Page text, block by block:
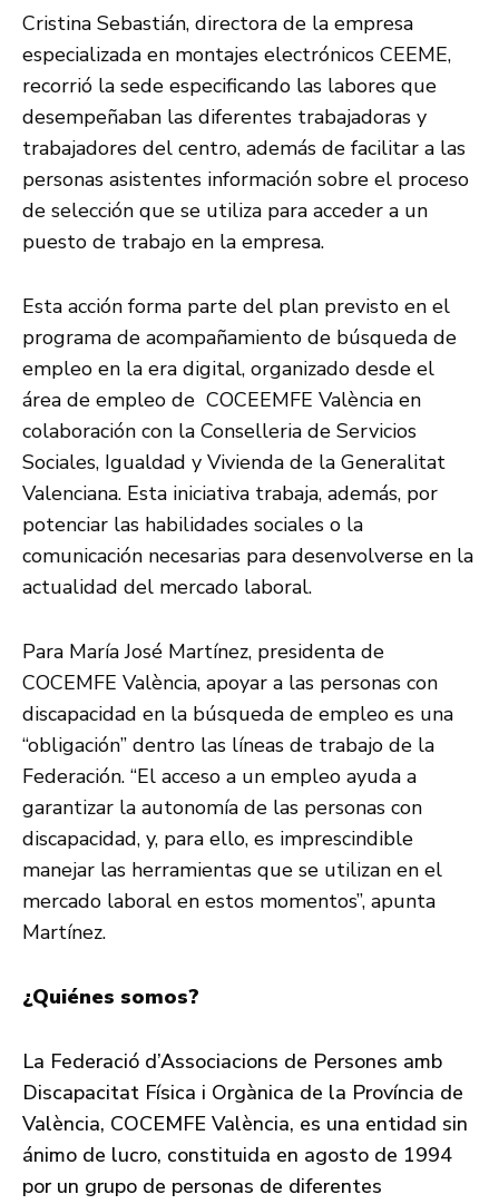
Cristina Sebastián, directora de la empresa
especializada en montajes electrónicos CEEME,
recorrió la sede especificando las labores que
desempeñaban las diferentes trabajadoras y
trabajadores del centro, además de facilitar a las
personas asistentes información sobre el proceso
de selección que se utiliza para acceder a un
puesto de trabajo en la empresa.
Esta acción forma parte del plan previsto en el
programa de acompañamiento de búsqueda de
empleo en la era digital, organizado desde el
área de empleo de COCEEMFE València en
colaboración con la Conselleria de Servicios
Sociales, Igualdad y Vivienda de la Generalitat
Valenciana. Esta iniciativa trabaja, además, por
potenciar las habilidades sociales o la
comunicación necesarias para desenvolverse en la
actualidad del mercado laboral.
Para María José Martínez, presidenta de
COCEMFE València, apoyar a las personas con
discapacidad en la búsqueda de empleo es una
“obligación” dentro las líneas de trabajo de la
Federación. “El acceso a un empleo ayuda a
garantizar la autonomía de las personas con
discapacidad, y, para ello, es imprescindible
manejar las herramientas que se utilizan en el
mercado laboral en estos momentos”, apunta
Martínez.
¿Quiénes somos?
La Federació d’Associacions de Persones amb
Discapacitat Física i Orgànica de la Província de
València, COCEMFE València, es una entidad sin
ánimo de lucro, constituida en agosto de 1994
por un grupo de personas de diferentes